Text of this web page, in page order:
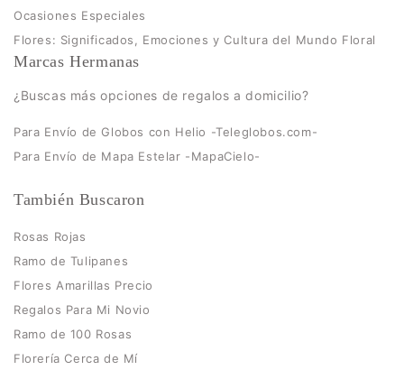
Ocasiones Especiales
Flores: Significados, Emociones y Cultura del Mundo Floral
Marcas Hermanas
¿Buscas más opciones de regalos a domicilio?
Para Envío de Globos con Helio -Teleglobos.com-
Para Envío de Mapa Estelar -MapaCielo-
También Buscaron
Rosas Rojas
Ramo de Tulipanes
Flores Amarillas Precio
Regalos Para Mi Novio
Ramo de 100 Rosas
Florería Cerca de Mí